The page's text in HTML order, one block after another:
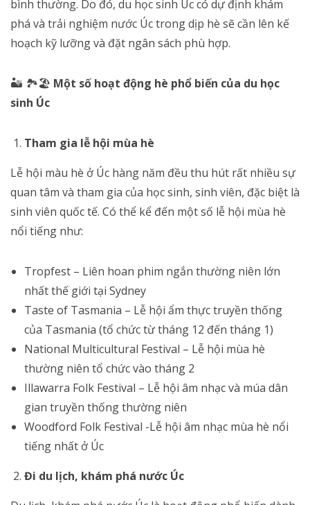
bình thường. Do đó, du học sinh Úc có dự định khám
phá và trải nghiệm nước Úc trong dịp hè sẽ cần lên kế
hoạch kỹ lưỡng và đặt ngân sách phù hợp.
🏜️ 🏞️🏖️ Một số hoạt động hè phổ biến của du học
sinh Úc
Tham gia lễ hội mùa hè
Lễ hội màu hè ở Úc hàng năm đều thu hút rất nhiều sự
quan tâm và tham gia của học sinh, sinh viên, đặc biệt là
sinh viên quốc tế. Có thể kể đến một số lễ hội mùa hè
nổi tiếng như:
Tropfest – Liên hoan phim ngắn thường niên lớn
nhất thế giới tại Sydney
Taste of Tasmania – Lễ hội ẩm thực truyền thống
của Tasmania (tổ chức từ tháng 12 đến tháng 1)
National Multicultural Festival – Lễ hội mùa hè
thường niên tổ chức vào tháng 2
Illawarra Folk Festival – Lễ hội âm nhạc và múa dân
gian truyền thống thường niên
Woodford Folk Festival -Lễ hội âm nhạc mùa hè nổi
tiếng nhất ở Úc
Đi du lịch, khám phá nước Úc